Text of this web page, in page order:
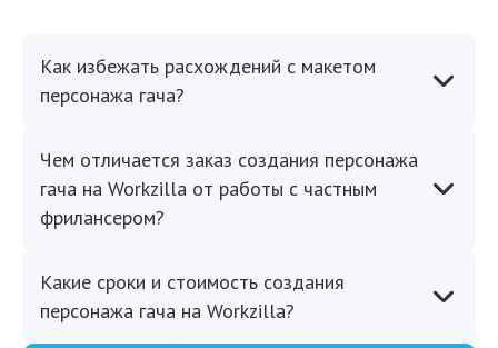
Как избежать расхождений с макетом
персонажа гача?
Чем отличается заказ создания персонажа
гача на Workzilla от работы с частным
фрилансером?
Какие сроки и стоимость создания
персонажа гача на Workzilla?